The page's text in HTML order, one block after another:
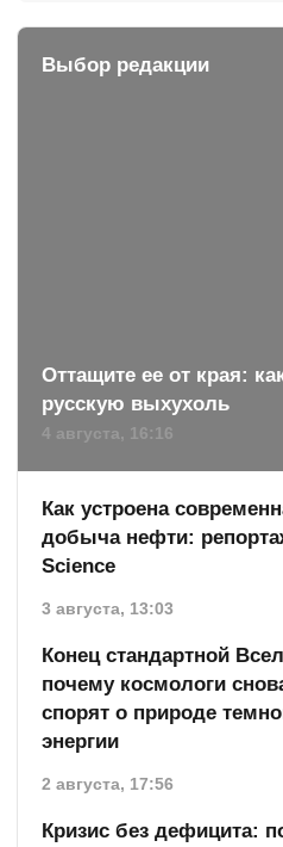
Выбор редакции
Оттащите ее от края:
русскую выхухоль
4 августа, 16:16
Как устроена
добыча нефти:
Science
3 августа, 13:03
Конец стандартной
почему космологи
спорят о природе
энергии
2 августа, 17:56
Кризис без дефицита: